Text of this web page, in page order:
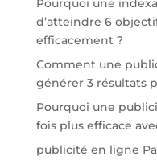
Pourquoi une
d’atteindre 6
efficacement ?
Comment une
générer 3 résultats
Pourquoi une
fois plus efficace
publicité en ligne